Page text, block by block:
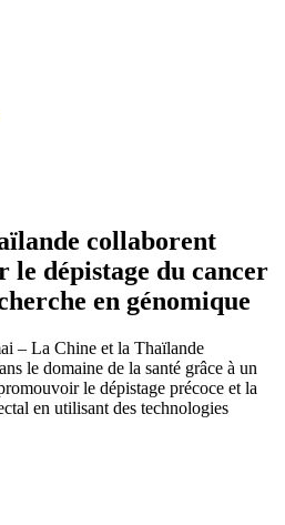
collaborent
le dépistage du cancer
en génomique
– La Chine et la Thaïlande
le domaine de la santé grâce à un
le dépistage précoce et la
en utilisant des technologies